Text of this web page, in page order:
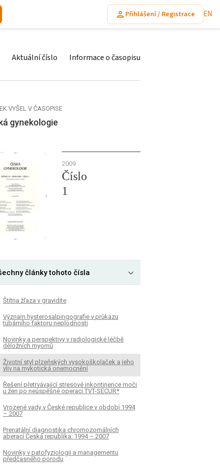
Přihlášení / Registrace EN
Aktuální číslo Informace o časopisu
VYŠEL V ČASOPISE
gynekologie
2009
Číslo
1
články tohoto čísla
Štítna žľaza v gravidite
Význam hysterosalpingografie v průkazu
tubárního faktoru neplodnosti
Novinky a perspektivy v radiologické léčbě
děložních myomů
Životní styl plzeňských vysokoškolaček a jeho
vliv na mykotická onemocnění
Řešení přetrvávající stresové inkontinence moči
u žen po neúspěšné operaci TVT-SECUR*
Vrozené vady v České republice v období 1994
– 2007
Prenatální diagnostika chromozomálních
aberací Česká republika: 1994 – 2007
Novinky v patofyziologii a managementu
předčasného porodu